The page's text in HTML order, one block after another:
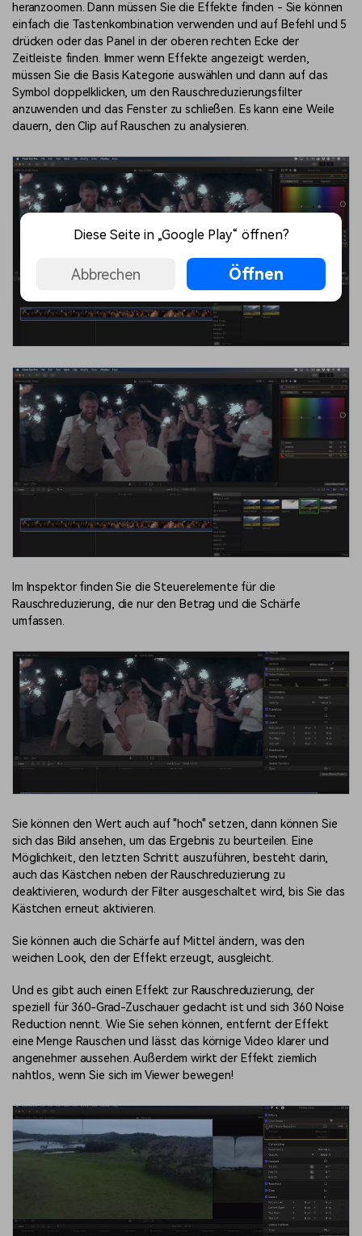
heranzoomen. Dann müssen Sie die Effekte finden - Sie können
einfach die Tastenkombination verwenden und auf Befehl und 5
drücken oder das Panel in der oberen rechten Ecke der
Zeitleiste finden. Immer wenn Effekte angezeigt werden,
müssen Sie die Basis Kategorie auswählen und dann auf das
Symbol doppelklicken, um den Rauschreduzierungsfilter
anzuwenden und das Fenster zu schließen. Es kann eine Weile
dauern, den Clip auf Rauschen zu analysieren.
Im Inspektor finden Sie die Steuerelemente für die
Rauschreduzierung, die nur den Betrag und die Schärfe
umfassen.
Sie können den Wert auch auf "hoch" setzen, dann können Sie
sich das Bild ansehen, um das Ergebnis zu beurteilen. Eine
Möglichkeit, den letzten Schritt auszuführen, besteht darin,
auch das Kästchen neben der Rauschreduzierung zu
deaktivieren, wodurch der Filter ausgeschaltet wird, bis Sie das
Kästchen erneut aktivieren.
Sie können auch die Schärfe auf Mittel ändern, was den
weichen Look, den der Effekt erzeugt, ausgleicht.
Und es gibt auch einen Effekt zur Rauschreduzierung, der
speziell für 360-Grad-Zuschauer gedacht ist und sich 360 Noise
Reduction nennt. Wie Sie sehen können, entfernt der Effekt
eine Menge Rauschen und lässt das körnige Video klarer und
angenehmer aussehen. Außerdem wirkt der Effekt ziemlich
nahtlos, wenn Sie sich im Viewer bewegen!
Diese Seite in „Google Play“ öffnen?
Abbrechen Öffnen